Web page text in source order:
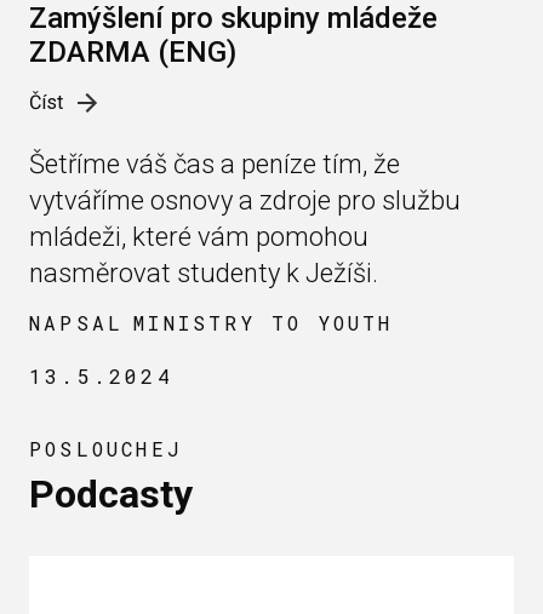
Zamýšlení pro skupiny mládeže
ZDARMA (ENG)
Číst
Šetříme váš čas a peníze tím, že
vytváříme osnovy a zdroje pro službu
mládeži, které vám pomohou
nasměrovat studenty k Ježíši.
NAPSAL MINISTRY TO YOUTH
13.5.2024
POSLOUCHEJ
Podcasty